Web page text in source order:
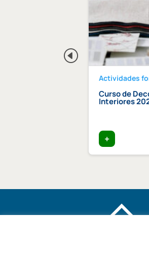
Actividades
Curso de
Interiores
+